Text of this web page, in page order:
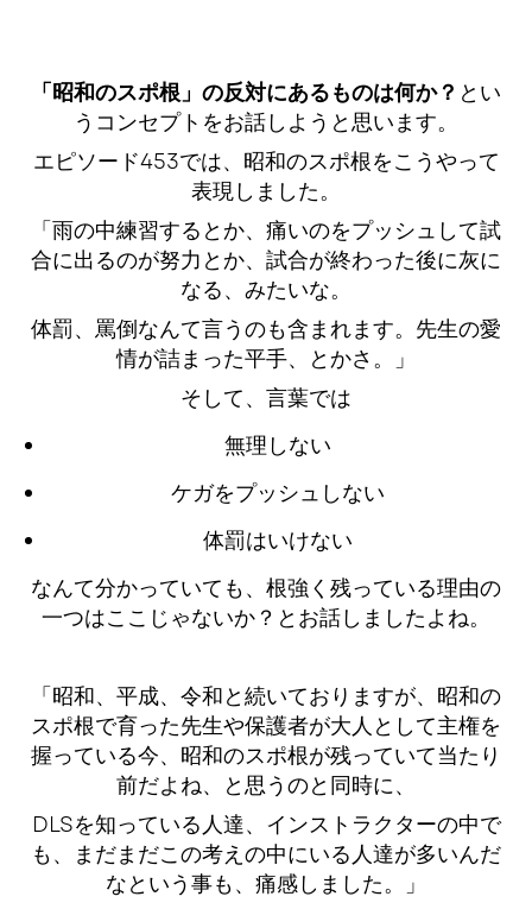
「昭和のスポ根」の反対にあるものは何か？ とい
うコンセプトをお話しようと思います。
エピソード453では、昭和のスポ根をこうやって
表現しました。
「雨の中練習するとか、痛いのをプッシュして試
合に出るのが努力とか、試合が終わった後に灰に
なる、みたいな。
体罰、罵倒なんて言うのも含まれます。先生の愛
情が詰まった平手、とかさ。」
そして、言葉では
無理しない
ケガをプッシュしない
体罰はいけない
なんて分かっていても、根強く残っている理由の
一つはここじゃないか？とお話しましたよね。
「昭和、平成、令和と続いておりますが、昭和の
スポ根で育った先生や保護者が大人として主権を
握っている今、昭和のスポ根が残っていて当たり
前だよね、と思うのと同時に、
DLSを知っている人達、インストラクターの中で
も、まだまだこの考えの中にいる人達が多いんだ
なという事も、痛感しました。」